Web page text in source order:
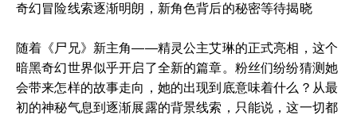
奇幻冒险线索逐渐明朗，新角色背后的秘密等待揭晓
随着《尸兄》新主角——精灵公主艾琳的正式亮相，这个
暗黑奇幻世界似乎开启了全新的篇章。粉丝们纷纷猜测她
会带来怎样的故事走向，她的出现到底意味着什么？从最
初的神秘气息到逐渐展露的背景线索，只能说，这一切都